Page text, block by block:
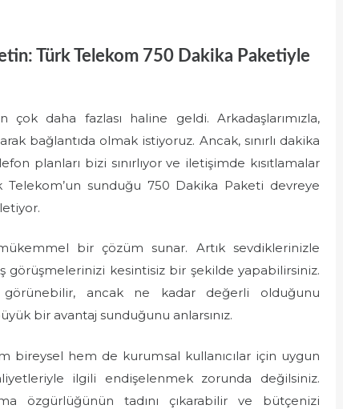
Türk Telekom 750 Dakika Paketiyle
daha fazlası haline geldi. Arkadaşlarımızla,
bağlantıda olmak istiyoruz. Ancak, sınırlı dakika
planları bizi sınırlıyor ve iletişimde kısıtlamalar
sunduğu 750 Dakika Paketi devreye
mükemmel bir çözüm sunar. Artık sevdiklerinizle
görüşmelerinizi kesintisiz bir şekilde yapabilirsiniz.
ancak ne kadar değerli olduğunu
bir avantaj sunduğunu anlarsınız.
bireysel hem de kurumsal kullanıcılar için uygun
ilgili endişelenmek zorunda değilsiniz.
özgürlüğünün tadını çıkarabilir ve bütçenizi